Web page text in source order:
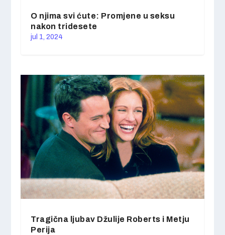
O njima svi ćute: Promjene u seksu
nakon tridesete
jul 1, 2024
Tragična ljubav Džulije Roberts i Metju
Perija